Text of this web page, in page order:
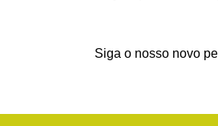
Siga o nosso novo